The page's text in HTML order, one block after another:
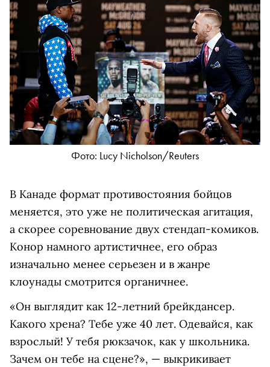
Фото: Lucy Nicholson/Reuters
В Канаде формат противостояния бойцов
меняется, это уже не политическая агитация,
а скорее соревнование двух стендап-комиков.
Конор намного артистичнее, его образ
изначально менее серьезен и в жанре
клоунады смотрится органичнее.
«Он выглядит как 12-летний брейкдансер.
Какого хрена? Тебе уже 40 лет. Одевайся, как
взрослый! У тебя рюкзачок, как у школьника.
Зачем он тебе на сцене?», — выкрикивает